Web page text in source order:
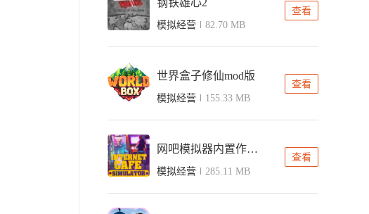
钢铁雄心2
模拟经营 82.70 MB
查看
世界盒子修仙mod版
模拟经营 155.33 MB
查看
网吧模拟器内置作弊菜单中文版
模拟经营 285.11 MB
查看